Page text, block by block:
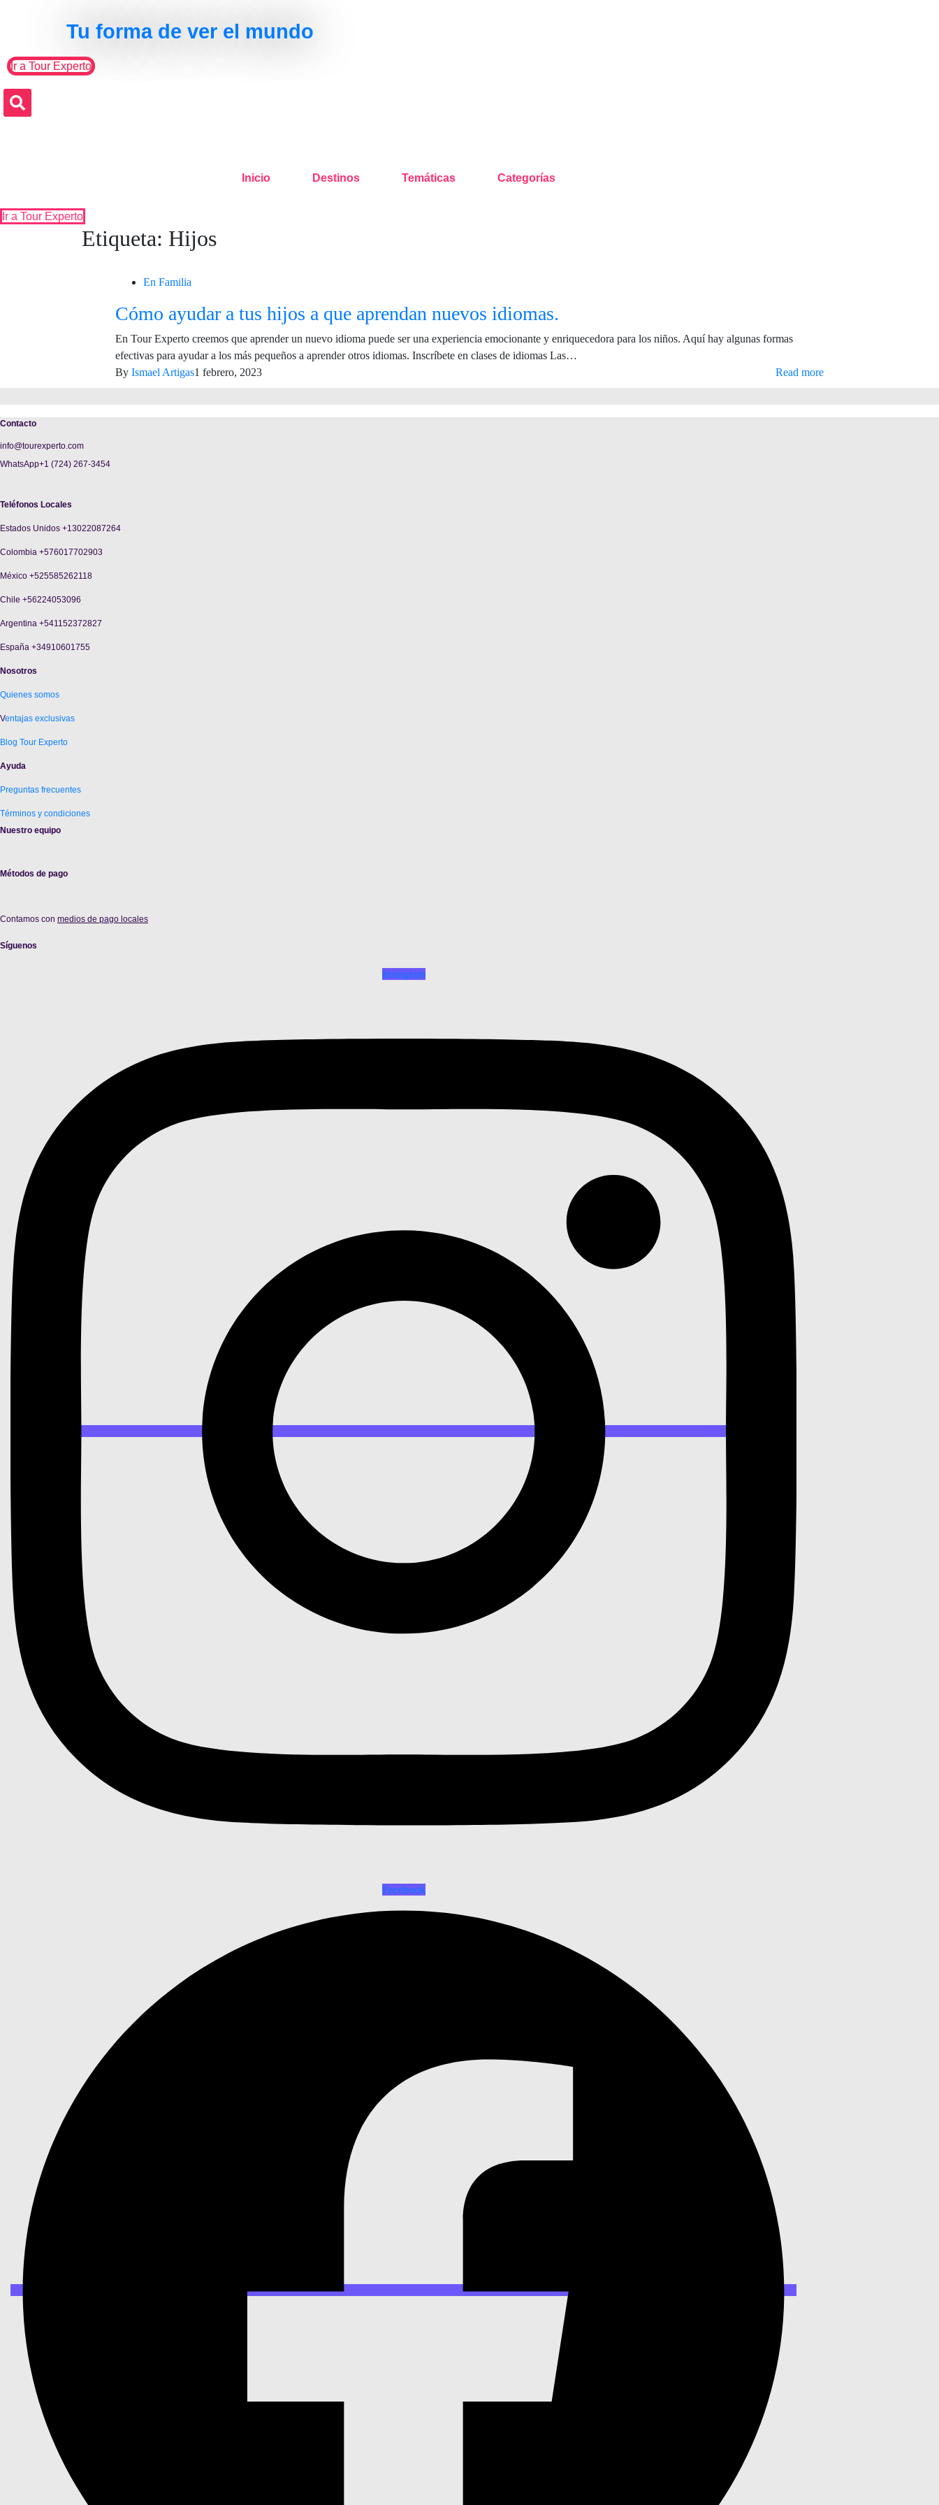
Tu forma de ver el mundo
Ir a Tour Experto
Inicio Destinos Temáticas Categorías
Ir a Tour Experto
Etiqueta: Hijos
En Familia
Cómo ayudar a tus hijos a que aprendan nuevos idiomas.
En Tour Experto creemos que aprender un nuevo idioma puede ser una experiencia emocionante y enriquecedora para los niños. Aquí hay algunas formas
efectivas para ayudar a los más pequeños a aprender otros idiomas. Inscríbete en clases de idiomas Las…
By Ismael Artigas1 febrero, 2023 Read more
Contacto
info@tourexperto.com
WhatsApp+1 (724) 267-3454
Teléfonos Locales
Estados Unidos +13022087264
Colombia +576017702903
México +525585262118
Chile +56224053096
Argentina +541152372827
España +34910601755
Nosotros
Quienes somos
Ventajas exclusivas
Blog Tour Experto
Ayuda
Preguntas frecuentes
Términos y condiciones
Nuestro equipo
Métodos de pago
Contamos con medios de pago locales
Síguenos
Instagram
Facebook